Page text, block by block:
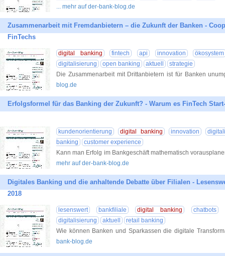
... mehr auf der-bank-blog.de
Zusammenarbeit mit Fremdanbietern – die Zukunft der Banken -
FinTechs
digital banking fintech api innovation
ökosystem
digitalisierung
open banking aktuell
strategie
Die Zusammenarbeit mit Drittanbietern ist für Banken
blog.de
Erfolgsformel für das Banking der Zukunft? - Warum es FinTech
kundenorientierung digital banking innovation
banking
customer experience
Kann man Erfolg im Bankgeschäft mathematisch
mehr auf der-bank-blog.de
Digitales Banking und die anhaltende Debatte über Filialen -
2018
lesenswert bankfiliale digital banking
chatbots
digitalisierung
aktuell
retail banking
Wie können Banken und Sparkassen die digitale
bank-blog.de